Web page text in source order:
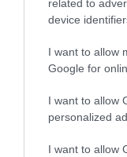
related to
device
I want to allow
Google for
I want to allow
personalized
I want to allow
MIT EGYÜNK, HA 70
SZERETNÉNK
MENNI A PIACRA?